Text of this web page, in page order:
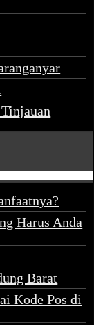
Harus Anda
Barat
Kode Pos di